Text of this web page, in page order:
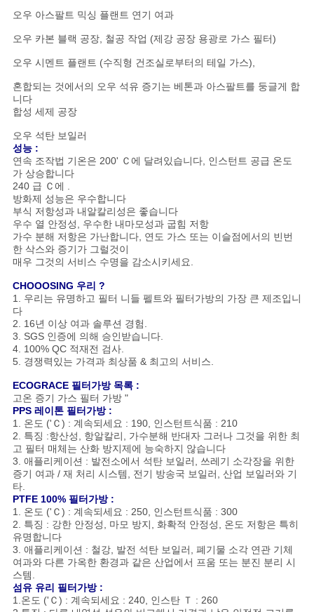
시
오
사
이
트
맵
PRIVACY
POLICY
오우 아스팔트 믹싱 플랜트 연기 여과
오우 카본 블랙 공장, 철공 작업 (제강 공장 용광로 가스 필터)
오우 시멘트 플랜트 (수직형 건조실로부터의 테일 가스),
혼합되는 것에서의 오우 석유 증기는 베톤과 아스팔트를 둥글게 합
니다
합성 세제 공장
오우 석탄 보일러
성능 :
연속 조작법 기온은 200' Ｃ에 달려있습니다, 인스턴트 공급 온도
가 상승합니다
240 급 Ｃ에 .
방화제 성능은 우수합니다
부식 저항성과 내알칼리성은 좋습니다
우수 열 안정성, 우수한 내마모성과 굽힘 저항
가수 분해 저항은 가난합니다, 연도 가스 또는 이슬점에서의 빈번
한 삭스와 증기가 그럴것이
매우 그것의 서비스 수명을 감소시키세요.
CHOOOSING 우리 ?
1. 우리는 유명하고 필터 니들 펠트와 필터가방의 가장 큰 제조입니
다
2. 16년 이상 여과 솔루션 경험.
3. SGS 인증에 의해 승인받습니다.
4. 100% QC 적재전 검사.
5. 경쟁력있는 가격과 최상품 & 최고의 서비스.
ECOGRACE 필터가방 목록 :
고온 증기 가스 필터 가방 "
PPS 레이톤 필터가방 :
1. 온도 ('Ｃ) : 계속되세요 : 190, 인스턴트식품 : 210
2. 특징 :항산성, 항알칼리, 가수분해 반대자 그러나 그것을 위한 최
고 필터 매체는 산화 방지제에 능숙하지 않습니다
3. 애플리케이션 : 발전소에서 석탄 보일러, 쓰레기 소각장을 위한
증기 여과 / 재 처리 시스템, 전기 방송국 보일러, 산업 보일러와 기
타.
PTFE 100% 필터가방 :
1. 온도 ('Ｃ) : 계속되세요 : 250, 인스턴트식품 : 300
2. 특징 : 강한 안정성, 마모 방지, 화확적 안정성, 온도 저항은 특히
유명합니다
3. 애플리케이션 : 철강, 발전 석탄 보일러, 폐기물 소각 연관 기체
여과와 다른 가옥한 환경과 같은 산업에서 프움 또는 분진 분리 시
스템.
섬유 유리 필터가방:
1.온도 ('Ｃ) : 계속되세요 : 240, 인스탄 Ｔ : 260